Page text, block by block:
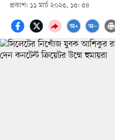
প্রকাশ: ১১ মার্চ ২০২৫, ১৫: ৫৪